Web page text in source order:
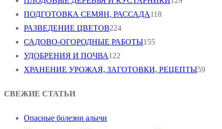
ПОДГОТОВКА СЕМЯН, РАССАДА118
РАЗВЕДЕНИЕ ЦВЕТОВ224
САДОВО-ОГОРОДНЫЕ РАБОТЫ155
УДОБРЕНИЯ И ПОЧВА122
ХРАНЕНИЕ УРОЖАЯ, ЗАГОТОВКИ, РЕЦЕПТЫ59
СВЕЖИЕ СТАТЬИ
Опасные болезни алычи